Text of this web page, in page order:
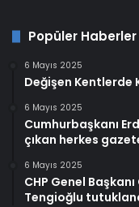
Popüler Haberler
6 Mayıs 2025
Değişen Kentlerde
6 Mayıs 2025
Cumhurbaşkanı
çıkan herkes
6 Mayıs 2025
CHP Genel
Tengioğlu